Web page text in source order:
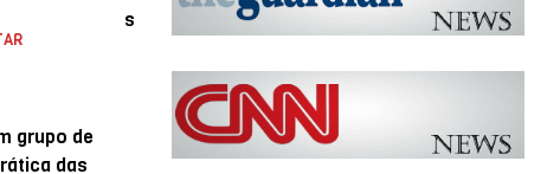
s
grupo de
das